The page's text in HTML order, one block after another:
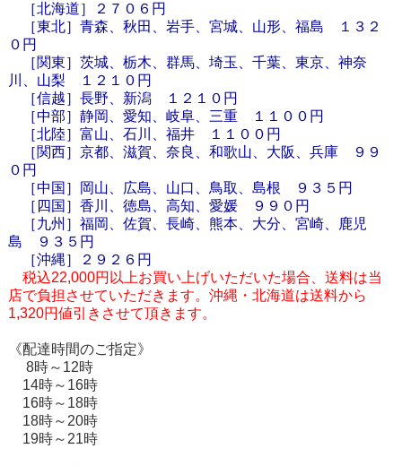
［北海道］
２７０６円
［東北］青森、秋田、岩手、宮城、山形、福島 １３２
０円
［関東］茨城、栃木、群馬、埼玉、千葉、東京、神奈
川、山梨 １２１０円
［信越］長野、新潟 １２１０円
［中部］静岡、愛知、岐阜、三重 １１００円
［北陸］富山、石川、福井 １１００円
［関西］京都、滋賀、奈良、和歌山、大阪、兵庫 ９９
０円
［中国］岡山、広島、山口、鳥取、島根 ９３５円
［四国］香川、徳島、高知、愛媛 ９９０円
［九州］福岡、佐賀、長崎、熊本、大分、宮崎、鹿児
島 ９３５円
［沖縄］２９２６円
税込22,000円以上お買い上げいただいた場合、送料は当
店で負担させていただきます。沖縄・北海道は送料から
1,320円値引きさせて頂きます。
《配達時間のご指定》
8時～12時
14時～16時
16時～18時
18時～20時
19時～21時